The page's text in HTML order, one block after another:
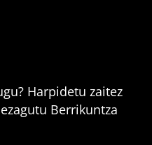
Harpidetu zaitez
Berrikuntza